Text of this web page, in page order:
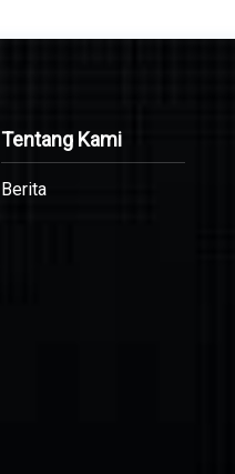
Tentang Kami
Berita